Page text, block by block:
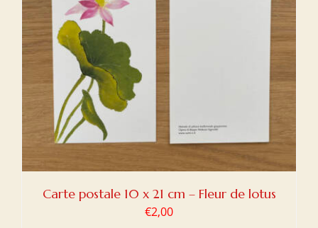
Carte postale 10 x 21 cm – Fleur de lotus
€2,00